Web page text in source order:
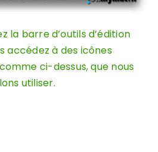
la barre d’outils d’édition
accédez à des icônes
ci-dessus, que nous
utiliser.